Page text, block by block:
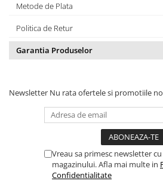
Metode de Plata
Politica de Retur
Garantia Produselor
Newsletter Nu rata ofertele si promotiile
Vreau sa primesc newsletter
magazinului. Afla mai multe in
Confidentialitate